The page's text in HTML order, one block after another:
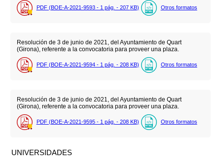
PDF (BOE-A-2021-9593 - 1 pág. - 207 KB) Otros formatos
Resolución de 3 de junio de 2021, del Ayuntamiento de Quart
(Girona), referente a la convocatoria para proveer una plaza.
PDF (BOE-A-2021-9594 - 1 pág. - 208 KB) Otros formatos
Resolución de 3 de junio de 2021, del Ayuntamiento de Quart
(Girona), referente a la convocatoria para proveer una plaza.
PDF (BOE-A-2021-9595 - 1 pág. - 208 KB) Otros formatos
UNIVERSIDADES